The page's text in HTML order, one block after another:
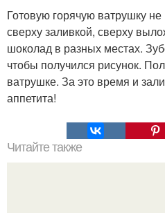
Готовую горячую ватрушку
сверху заливкой, сверху
шоколад в разных местах.
чтобы получился рисунок.
ватрушке. За это время и
аппетита!
Читайте также